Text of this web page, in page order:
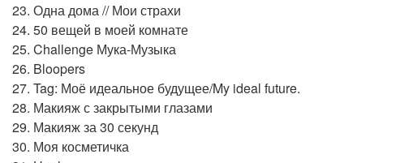
23. Одна дома // Мои страхи
24. 50 вещей в моей комнате
25. Challenge Мука-Музыка
26. Bloopers
27. Tag: Моё идеальное будущее/My ideal future.
28. Макияж с закрытыми глазами
29. Макияж за 30 секунд
30. Моя косметичка